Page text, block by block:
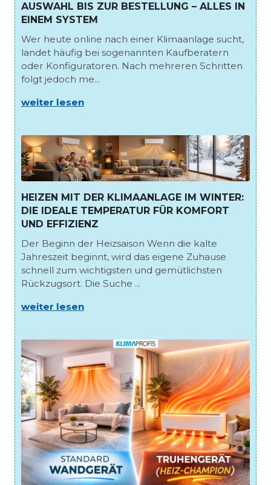
AUSWAHL BIS ZUR BESTELLUNG – ALLES IN
EINEM SYSTEM
Wer heute online nach einer Klimaanlage sucht,
landet häufig bei sogenannten Kaufberatern
oder Konfiguratoren. Nach mehreren Schritten
folgt jedoch me...
weiter lesen
HEIZEN MIT DER KLIMAANLAGE IM WINTER:
DIE IDEALE TEMPERATUR FÜR KOMFORT
UND EFFIZIENZ
Der Beginn der Heizsaison Wenn die kalte
Jahreszeit beginnt, wird das eigene Zuhause
schnell zum wichtigsten und gemütlichsten
Rückzugsort. Die Suche ...
weiter lesen